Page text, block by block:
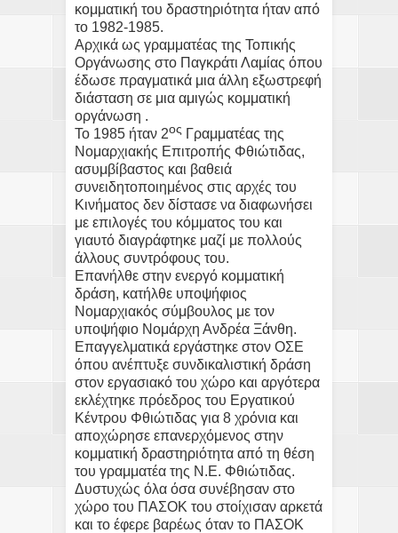
κομματική του δραστηριότητα ήταν από
το 1982-1985.
Αρχικά ως γραμματέας της Τοπικής
Οργάνωσης στο Παγκράτι Λαμίας όπου
έδωσε πραγματικά μια άλλη εξωστρεφή
διάσταση σε μια αμιγώς κομματική
οργάνωση .
Το 1985 ήταν 2ος Γραμματέας της
Νομαρχιακής Επιτροπής Φθιώτιδας,
ασυμβίβαστος και βαθειά
συνειδητοποιημένος στις αρχές του
Κινήματος δεν δίστασε να διαφωνήσει
με επιλογές του κόμματος του και
γιαυτό διαγράφτηκε μαζί με πολλούς
άλλους συντρόφους του.
Επανήλθε στην ενεργό κομματική
δράση, κατήλθε υποψήφιος
Νομαρχιακός σύμβουλος με τον
υποψήφιο Νομάρχη Ανδρέα Ξάνθη.
Επαγγελματικά εργάστηκε στον ΟΣΕ
όπου ανέπτυξε συνδικαλιστική δράση
στον εργασιακό του χώρο και αργότερα
εκλέχτηκε πρόεδρος του Εργατικού
Κέντρου Φθιώτιδας για 8 χρόνια και
αποχώρησε επανερχόμενος στην
κομματική δραστηριότητα από τη θέση
του γραμματέα της Ν.Ε. Φθιώτιδας.
Δυστυχώς όλα όσα συνέβησαν στο
χώρο του ΠΑΣΟΚ του στοίχισαν αρκετά
και το έφερε βαρέως όταν το ΠΑΣΟΚ